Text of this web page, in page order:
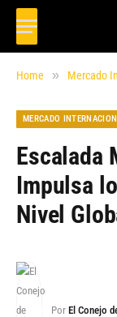
Home » Mercado
MERCADO
Escalada
Impulsa
Nivel
Por El Conejo